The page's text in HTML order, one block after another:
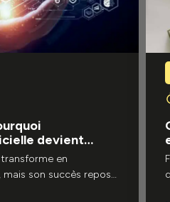
devient
?
en
son succès repose